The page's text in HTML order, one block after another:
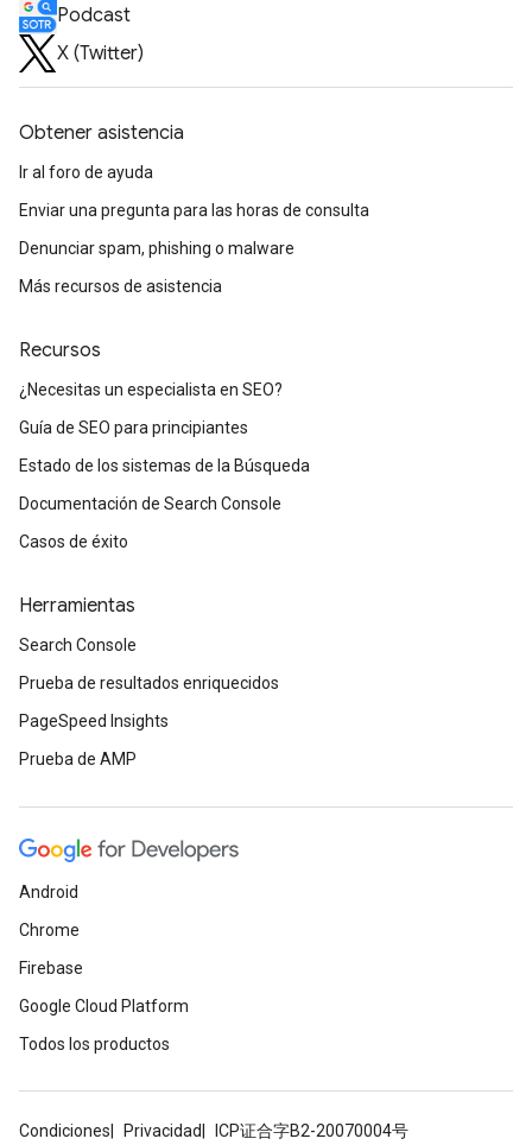
Podcast
X (Twitter)
Obtener asistencia
Ir al foro de ayuda
Enviar una pregunta para las horas de consulta
Denunciar spam, phishing o malware
Más recursos de asistencia
Recursos
¿Necesitas un especialista en SEO?
Guía de SEO para principiantes
Estado de los sistemas de la Búsqueda
Documentación de Search Console
Casos de éxito
Herramientas
Search Console
Prueba de resultados enriquecidos
PageSpeed Insights
Prueba de AMP
Android
Chrome
Firebase
Google Cloud Platform
Todos los productos
Condiciones Privacidad
ICP证合字B2-20070004号